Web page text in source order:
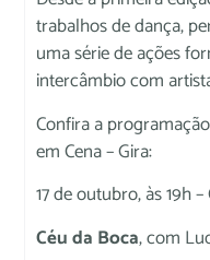
trabalhos de dança,
uma série de ações
intercâmbio com
Confira a
em Cena – Gira:
17 de outubro, às 19h
Céu da Boca, com